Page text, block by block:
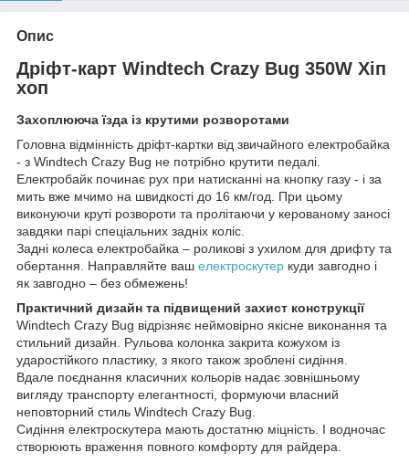
Опис
Дріфт-карт Windtech Crazy Bug 350W Хіп
хоп
Захоплююча їзда із крутими розворотами
Головна відмінність дріфт-картки від звичайного електробайка
- з Windtech Crazy Bug не потрібно крутити педалі.
Електробайк починає рух при натисканні на кнопку газу - і за
мить вже мчимо на швидкості до 16 км/год. При цьому
виконуючи круті розвороти та пролітаючи у керованому заносі
завдяки парі спеціальних задніх коліс.
Задні колеса електробайка – роликові з ухилом для дрифту та
обертання. Направляйте ваш електроскутер куди завгодно і
як завгодно – без обмежень!
Практичний дизайн та підвищений захист конструкції
Windtech Crazy Bug відрізняє неймовірно якісне виконання та
стильний дизайн. Рульова колонка закрита кожухом із
ударостійкого пластику, з якого також зроблені сидіння.
Вдале поєднання класичних кольорів надає зовнішньому
вигляду транспорту елегантності, формуючи власний
неповторний стиль Windtech Crazy Bug.
Сидіння електроскутера мають достатню міцність. І водночас
створюють враження повного комфорту для райдера.